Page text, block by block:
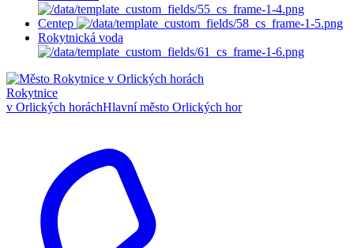
Centep
Rokytnická voda
Rokytnice
v Orlických horáchHlavní město Orlických hor